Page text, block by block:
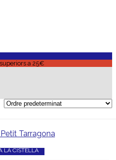
a 25€
Tarragona
LA CISTELLA